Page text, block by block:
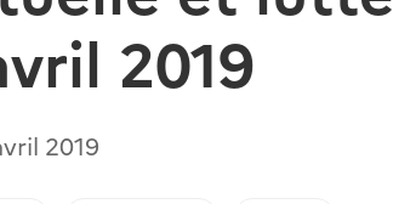
2019
2019